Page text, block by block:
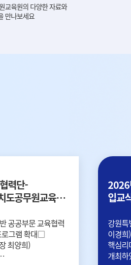
교육원의 다양한 자료와
만나보세요
력단-
도공무원교육원
공공부문 교육협력
로그램 확대□
최양희)
2026
입교
강원
이경
핵심리
개최하